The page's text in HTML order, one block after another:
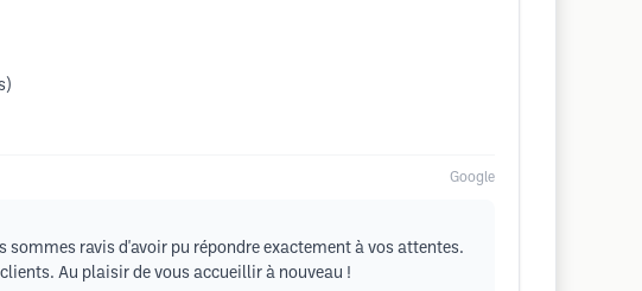
Google
ravis d'avoir pu répondre exactement à vos attentes.
Au plaisir de vous accueillir à nouveau !